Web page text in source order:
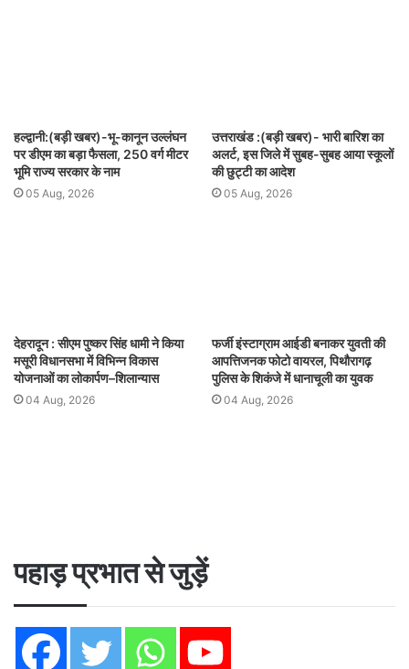
हल्द्वानी:(बड़ी खबर)-भू-कानून उल्लंघन
पर डीएम का बड़ा फैसला, 250 वर्ग मीटर
भूमि राज्य सरकार के नाम
05 Aug, 2026
उत्तराखंड :(बड़ी खबर)- भारी बारिश का
अलर्ट, इस जिले में सुबह-सुबह आया स्कूलों
की छुट्टी का आदेश
05 Aug, 2026
देहरादून : सीएम पुष्कर सिंह धामी ने किया
मसूरी विधानसभा में विभिन्न विकास
योजनाओं का लोकार्पण–शिलान्यास
04 Aug, 2026
फर्जी इंस्टाग्राम आईडी बनाकर युवती की
आपत्तिजनक फोटो वायरल, पिथौरागढ़
पुलिस के शिकंजे में धानाचूली का युवक
04 Aug, 2026
पहाड़ प्रभात से जुड़ें